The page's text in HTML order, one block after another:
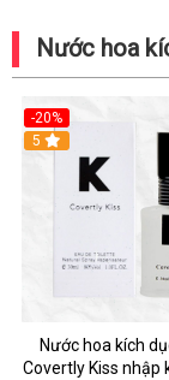
Nước hoa
-20%
5
Nước hoa kích
Covertly Kiss nhập